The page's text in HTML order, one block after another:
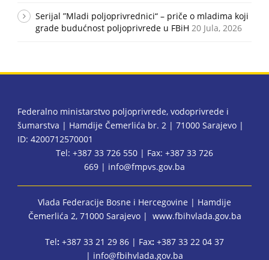
Serijal ”Mladi poljoprivrednici“ – priče o mladima koji
grade budućnost poljoprivrede u FBiH 20 Jula, 2026
Federalno ministarstvo poljoprivrede, vodoprivrede i
šumarstva | Hamdije Čemerlića br. 2 | 71000 Sarajevo |
ID: 4200712570001
Tel: +387 33 726 550 | Fax: +387 33 726
669 | info@fmpvs.gov.ba
Vlada Federacije Bosne i Hercegovine | Hamdije
Čemerlića 2, 71000 Sarajevo | www.fbihvlada.gov.ba
Tel: +387 33 21 29 86 | Fax: +387 33 22 04 37
| info@fbihvlada.gov.ba